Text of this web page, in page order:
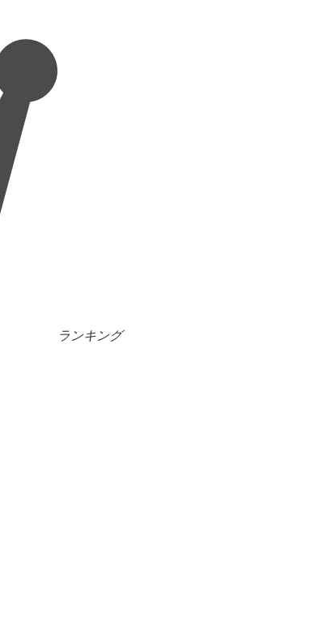
ランキング